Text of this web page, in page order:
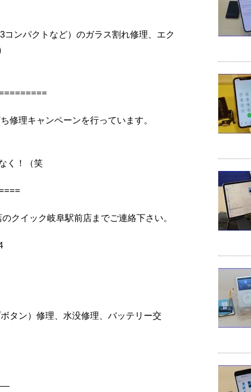
ンパクトなど）のガラス割れ修理、エク
修理キャンペーンを行っています。
く！（笑
クイック岐阜駅前店までご連絡下さい。
タン）修理、水没修理、バッテリー交